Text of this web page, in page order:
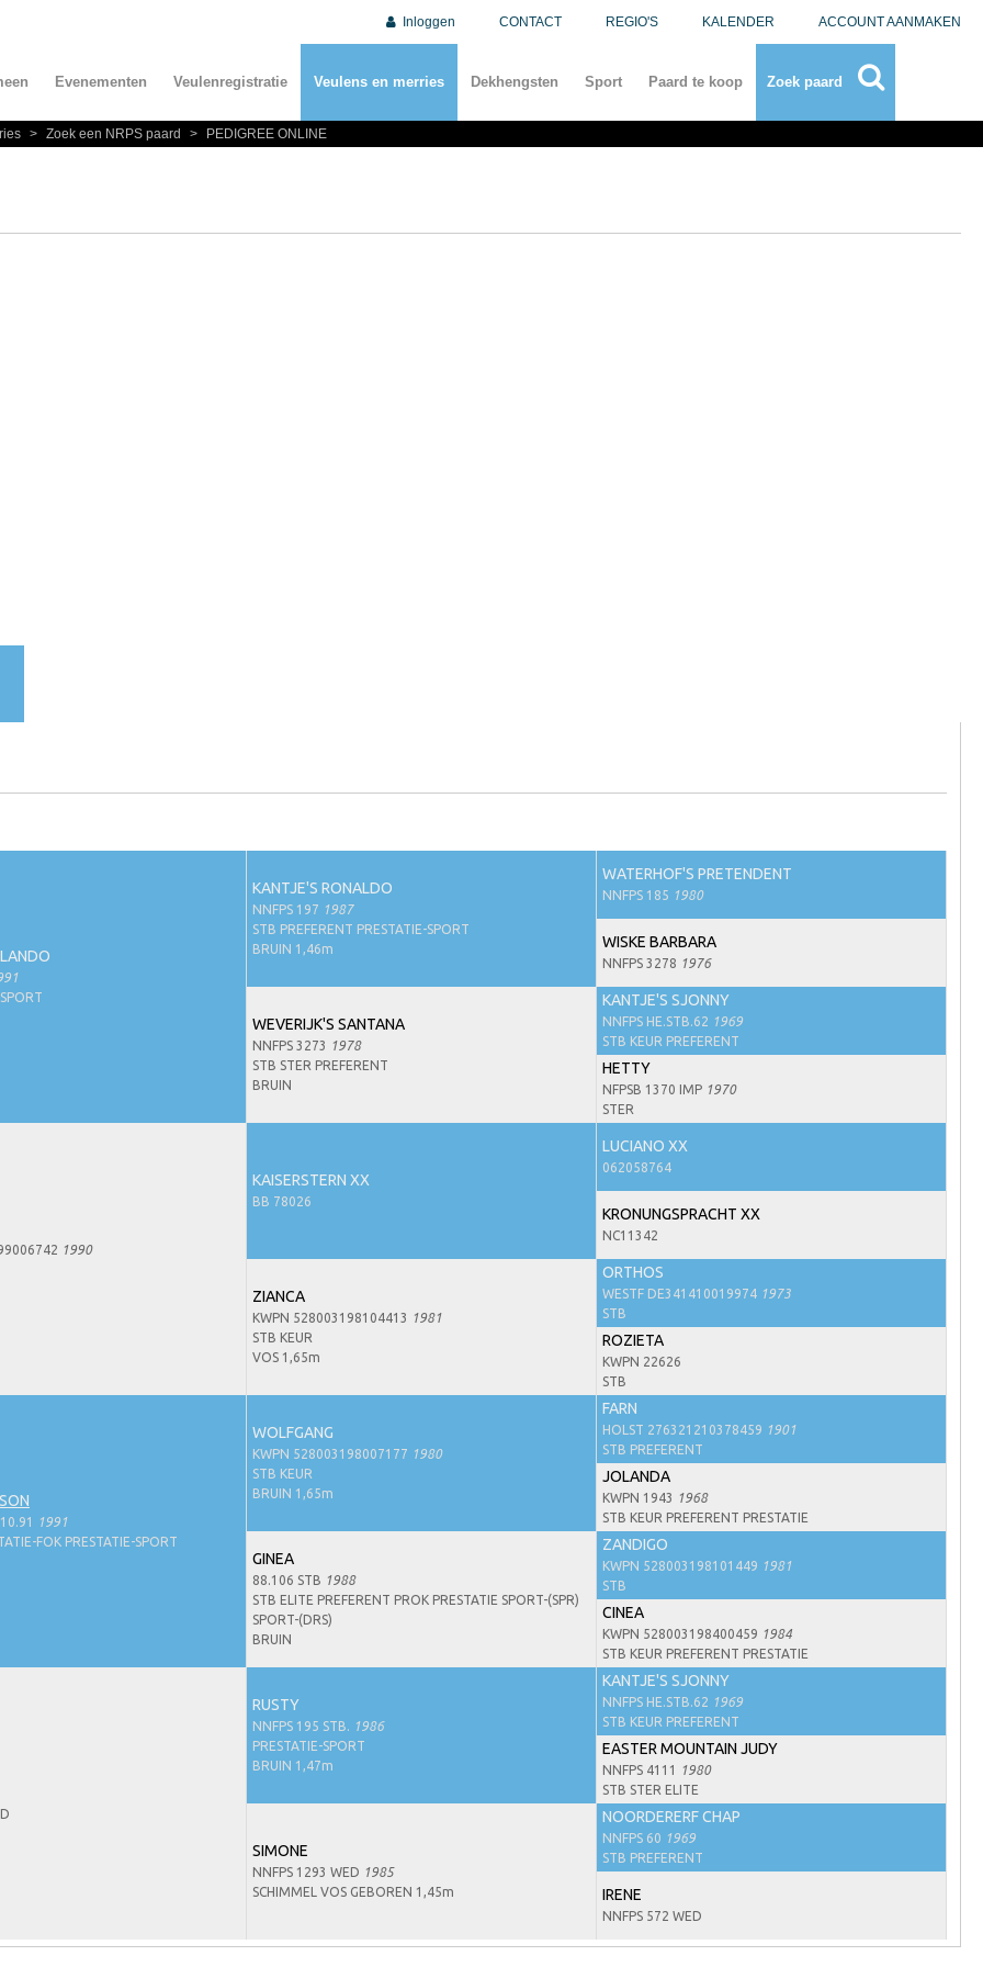
Inloggen CONTACT REGIO'S KALENDER ACCOUNT AANMAKEN
Evenementen Veulenregistratie Veulens en merries Dekhengsten Sport Paard te koop Zoek paard
> Zoek een NRPS paard > PEDIGREE ONLINE
KANTJE'S RONALDO
NNFPS 197 1987
STB PREFERENT PRESTATIE-SPORT
BRUIN 1,46m
WATERHOF'S PRETENDENT
NNFPS 185 1980
WISKE BARBARA
NNFPS 3278 1976
WEVERIJK'S SANTANA
NNFPS 3273
1978
STB STER PREFERENT
BRUIN
KANTJE'S SJONNY
NNFPS HE.STB.62 1969
STB KEUR PREFERENT
HETTY
NFPSB 1370 IMP 1970
STER
1990
KAISERSTERN XX
BB 78026
LUCIANO XX
062058764
KRONUNGSPRACHT XX
NC11342
ZIANCA
KWPN 528003198104413
1981
STB KEUR
VOS 1,65m
ORTHOS
WESTF DE341410019974 1973
STB
ROZIETA
KWPN 22626
STB
1991
FOK PRESTATIE-SPORT
WOLFGANG
KWPN 528003198007177 1980
STB KEUR
BRUIN 1,65m
FARN
HOLST 276321210378459 1901
STB PREFERENT
JOLANDA
KWPN 1943
1968
STB KEUR PREFERENT PRESTATIE
GINEA
88.106 STB 1988
STB ELITE PREFERENT PROK PRESTATIE SPORT-(SPR)
SPORT-(DRS)
BRUIN
ZANDIGO
KWPN 528003198101449 1981
STB
CINEA
KWPN 528003198400459 1984
STB KEUR PREFERENT PRESTATIE
RUSTY
NNFPS 195 STB. 1986
PRESTATIE-SPORT
BRUIN 1,47m
KANTJE'S SJONNY
NNFPS HE.STB.62 1969
STB KEUR PREFERENT
EASTER MOUNTAIN JUDY
NNFPS 4111
1980
STB STER ELITE
SIMONE
NNFPS 1293 WED 1985
SCHIMMEL VOS GEBOREN 1,45m
NOORDERERF CHAP
NNFPS 60 1969
STB PREFERENT
IRENE
NNFPS 572 WED